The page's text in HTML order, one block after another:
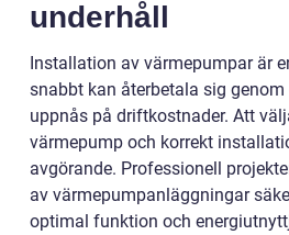
underhåll
Installation av värmepumpar är
snabbt kan återbetala sig
uppnås på driftkostnader. Att
värmepump och korrekt
avgörande. Professionell
av värmepumpanläggningar
optimal funktion och